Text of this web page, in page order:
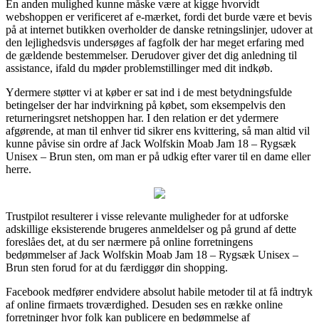
En anden mulighed kunne måske være at kigge hvorvidt
webshoppen er verificeret af e-mærket, fordi det burde være et bevis
på at internet butikken overholder de danske retningslinjer, udover at
den lejlighedsvis undersøges af fagfolk der har meget erfaring med
de gældende bestemmelser. Derudover giver det dig anledning til
assistance, ifald du møder problemstillinger med dit indkøb.
Ydermere støtter vi at køber er sat ind i de mest betydningsfulde
betingelser der har indvirkning på købet, som eksempelvis den
returneringsret netshoppen har. I den relation er det ydermere
afgørende, at man til enhver tid sikrer ens kvittering, så man altid vil
kunne påvise sin ordre af Jack Wolfskin Moab Jam 18 – Rygsæk
Unisex – Brun sten, om man er på udkig efter varer til en dame eller
herre.
Trustpilot resulterer i visse relevante muligheder for at udforske
adskillige eksisterende brugeres anmeldelser og på grund af dette
foreslåes det, at du ser nærmere på online forretningens
bedømmelser af Jack Wolfskin Moab Jam 18 – Rygsæk Unisex –
Brun sten forud for at du færdiggør din shopping.
Facebook medfører endvidere absolut habile metoder til at få indtryk
af online firmaets troværdighed. Desuden ses en række online
forretninger hvor folk kan publicere en bedømmelse af